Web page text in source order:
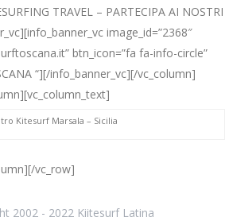
TRAVEL – PARTECIPA AI NOSTRI
image_id=”2368″
btn_icon=”fa fa-info-circle”
“][/info_banner_vc][/vc_column]
Kitesurf Marsala – Sicilia
vc_row]
2002 - 2022 Kiitesurf Latina